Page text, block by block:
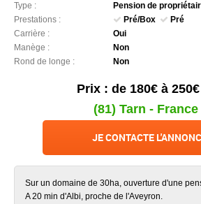
Type :
Pension de
Prestations :
Pré/Box
Pré
Carrière :
Oui
Manège :
Non
Rond de longe :
Non
Prix : de 180€ à 250€
(81) Tarn - France
JE CONTACTE
Sur un domaine de 30ha, ouverture d'une
A 20 min d'Albi, proche de l'Aveyron.